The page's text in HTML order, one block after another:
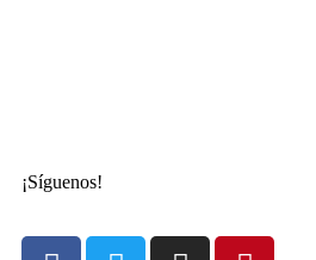
¡Síguenos!